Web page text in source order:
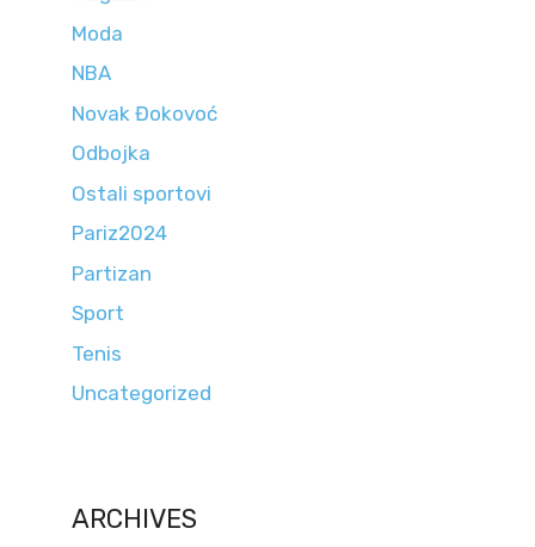
Moda
NBA
Novak Đokovoć
Odbojka
Ostali sportovi
Pariz2024
Partizan
Sport
Tenis
Uncategorized
ARCHIVES